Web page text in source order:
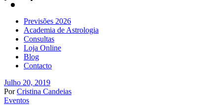
Previsões 2026
Academia de Astrologia
Consultas
Loja Online
Blog
Contacto
Julho 20, 2019
Por Cristina Candeias
Eventos